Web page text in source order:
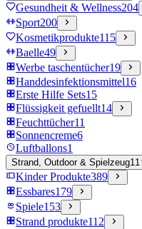
Gesundheit & Wellness204
Sport200
Kosmetikprodukte115
Baelle49
Werbe taschentücher19
Handdesinfektionsmittel16
Erste Hilfe Sets15
Flüssigkeit gefuellt14
Feuchttücher11
Sonnencreme6
Luftballons1
Strand, Outdoor & Spielzeug11
Kinder Produkte389
Essbares179
Spiele153
Strand produkte112